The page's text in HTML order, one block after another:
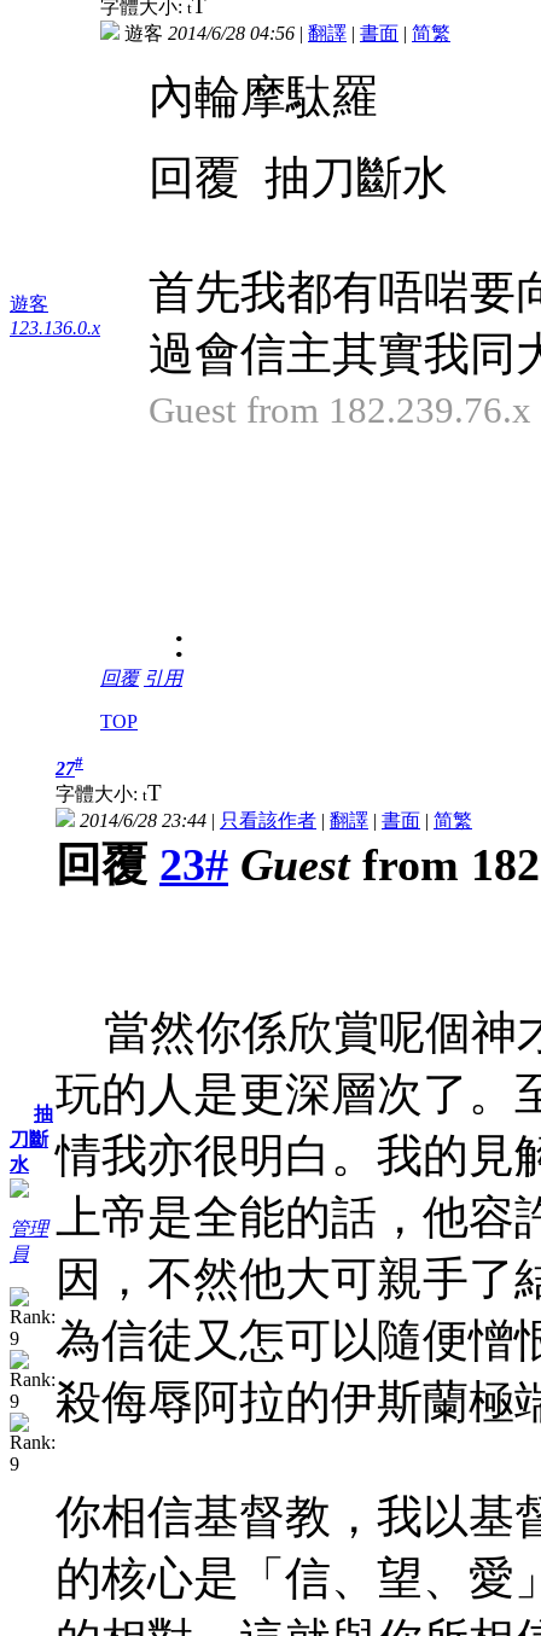
遊客
123.136.0.x
字體大小: t
遊客 2014/6/28 04:56 | 翻譯 | 書面 | 简繁
內輪摩駄羅
回覆 抽刀斷水
首先我都有唔啱要
過會信主其實我同
Guest from
:
回覆 引用
TOP
抽
刀斷
水
管理
員
27#
字體大小: tT
2014/6/28 23:44 | 只看該作者 | 翻譯 | 書面 | 简繁
回覆 23# Guestfrom
當然你係欣賞呢個神
玩的人是更深層次了。
情我亦很明白。我的見
上帝是全能的話，他
因，不然他大可親手了
為信徒又怎可以隨便憎
殺侮辱阿拉的伊斯蘭極
你相信基督教，我以基
的核心是「信、望、愛